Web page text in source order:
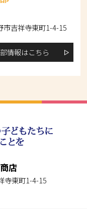
市吉祥寺東町1-4-15
情報はこちら
店
寺東町1-4-15